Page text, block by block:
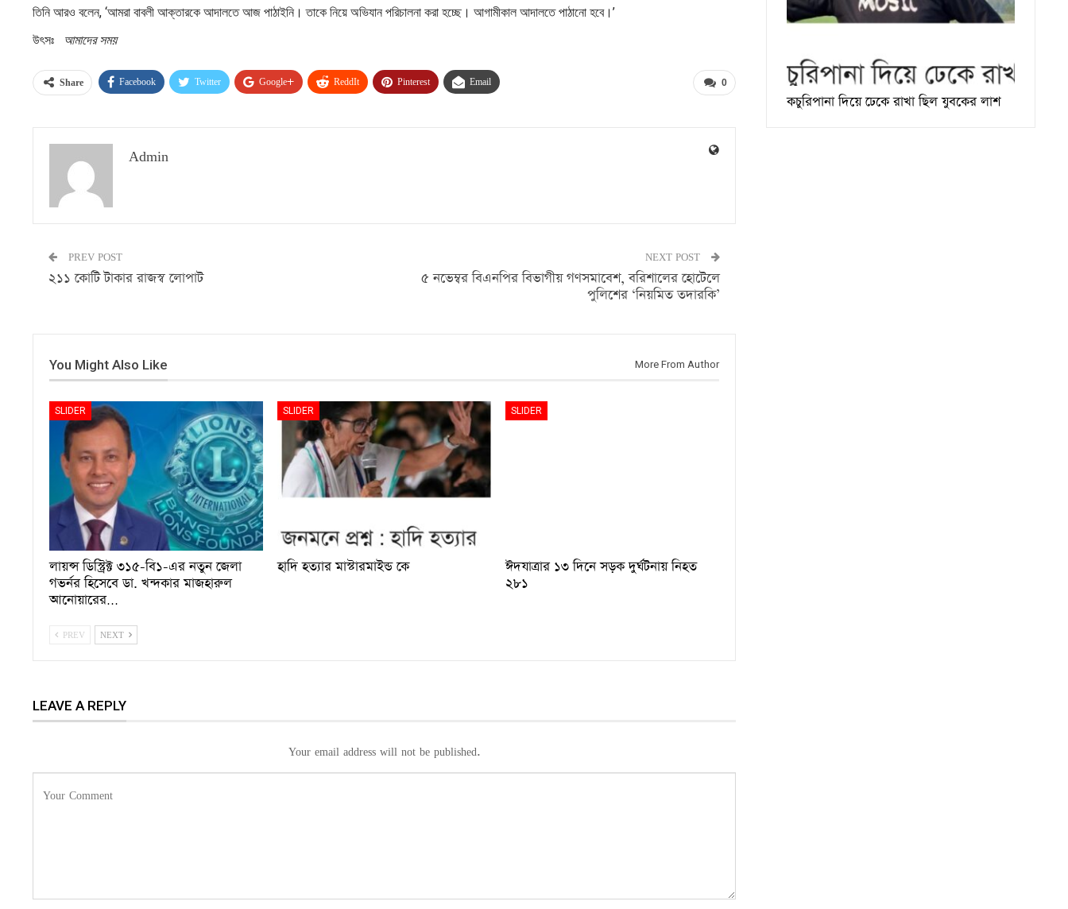
তিনি আরও বলেন, ‘আমরা বাবলী আক্তারকে আদালতে আজ পাঠাইনি। তাকে নিয়ে অভিযান পরিচালনা করা হচ্ছে। আগামীকাল আদালতে পাঠানো হবে।’
উৎসঃ
আমাদের সময়
0
Share Facebook Twitter Google+ ReddIt Pinterest Email
Admin
PREV POST
২১১ কোটি টাকার রাজস্ব লোপাট
NEXT POST
৫ নভেম্বর বিএনপির বিভাগীয় গণসমাবেশ, বরিশালের হোটেলে
পুলিশের ‘নিয়মিত তদারকি’
You Might Also Like More From Author
SLIDER
লায়ন্স ডিস্ট্রিক্ট ৩১৫-বি১-এর নতুন জেলা
গভর্নর হিসেবে ডা. খন্দকার মাজহারুল
আনোয়ারের…
SLIDER
হাদি হত্যার মাস্টারমাইন্ড কে
SLIDER
ঈদযাত্রার ১৩ দিনে সড়ক দুর্ঘটনায় নিহত
২৮১
PREV NEXT
LEAVE A REPLY
Your email address will not be published.
কচুরিপানা দিয়ে ঢেকে রাখা ছিল যুবকের লাশ